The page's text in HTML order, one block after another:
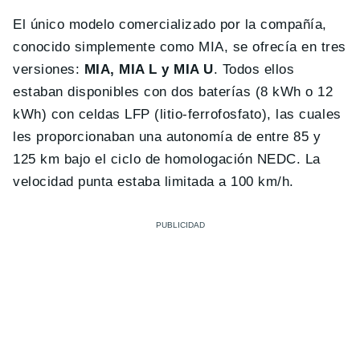
El único modelo comercializado por la compañía,
conocido simplemente como MIA, se ofrecía en tres
versiones: MIA, MIA L y MIA U. Todos ellos
estaban disponibles con dos baterías (8 kWh o 12
kWh) con celdas LFP (litio-ferrofosfato), las cuales
les proporcionaban una autonomía de entre 85 y
125 km bajo el ciclo de homologación NEDC. La
velocidad punta estaba limitada a 100 km/h.